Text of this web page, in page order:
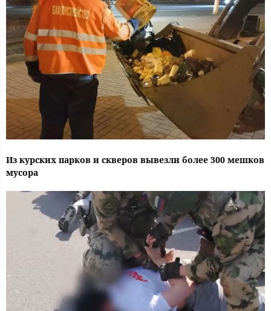
Из курских парков и скверов вывезли более 300 мешков
мусора